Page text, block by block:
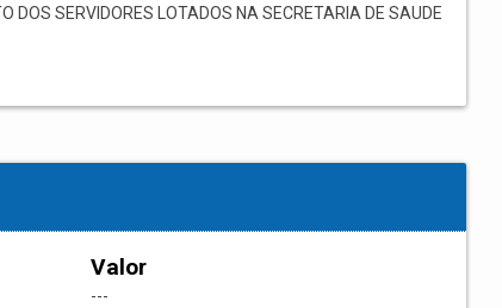
DOS SERVIDORES LOTADOS NA SECRETARIA DE SAUDE
Valor
---